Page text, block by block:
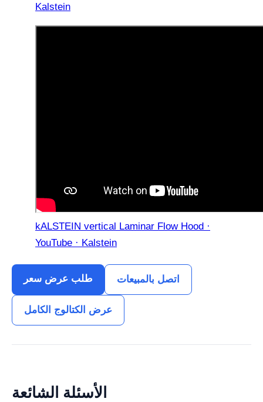
Kalstein
kALSTEIN vertical Laminar Flow Hood ·
YouTube · Kalstein
طلب عرض سعر اتصل بالمبيعات
عرض الكتالوج الكامل
الأسئلة الشائعة